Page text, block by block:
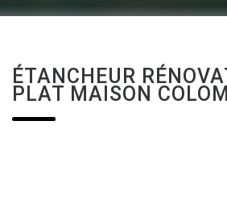
ÉTANCHEUR
PLAT MAISON